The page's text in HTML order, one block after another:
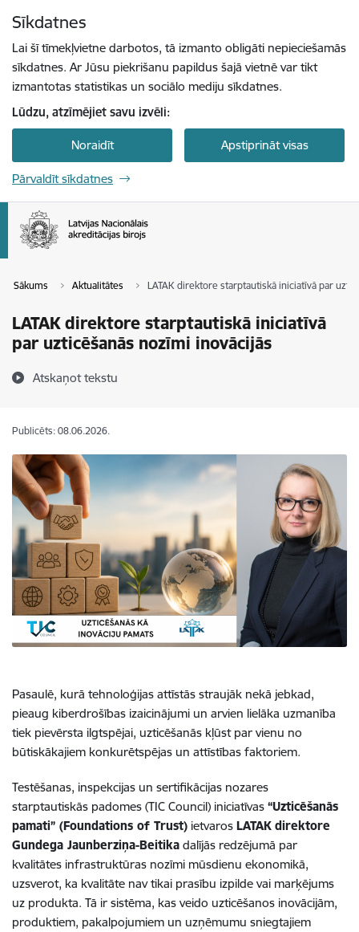
Sīkdatnes
Lai šī tīmekļvietne darbotos, tā izmanto obligāti nepieciešamās
sīkdatnes. Ar Jūsu piekrišanu papildus šajā vietnē var tikt
izmantotas statistikas un sociālo mediju sīkdatnes.
Lūdzu, atzīmējiet savu izvēli:
Noraidīt Apstiprināt visas
Pārvaldīt sīkdatnes
Sākums Aktualitātes LATAK direktore starptautiskā iniciatīvā par
LATAK direktore starptautiskā iniciatīvā
par uzticēšanās nozīmi inovācijās
Atskaņot tekstu
Publicēts: 08.06.2026.
Pasaulē, kurā tehnoloģijas attīstās straujāk nekā jebkad,
pieaug kiberdrošības izaicinājumi un arvien lielāka uzmanība
tiek pievērsta ilgtspējai, uzticēšanās kļūst par vienu no
būtiskākajiem konkurētspējas un attīstības faktoriem.
Testēšanas, inspekcijas un sertifikācijas nozares
starptautiskās padomes (TIC Council) iniciatīvas “Uzticēšanās
pamati” (Foundations of Trust) ietvaros LATAK direktore
Gundega Jaunberziņa-Beitika dalījās redzējumā par
kvalitātes infrastruktūras nozīmi mūsdienu ekonomikā,
uzsverot, ka kvalitāte nav tikai prasību izpilde vai marķējums
uz produkta. Tā ir sistēma, kas veido uzticēšanos inovācijām,
produktiem, pakalpojumiem un uzņēmumu sniegtajiem